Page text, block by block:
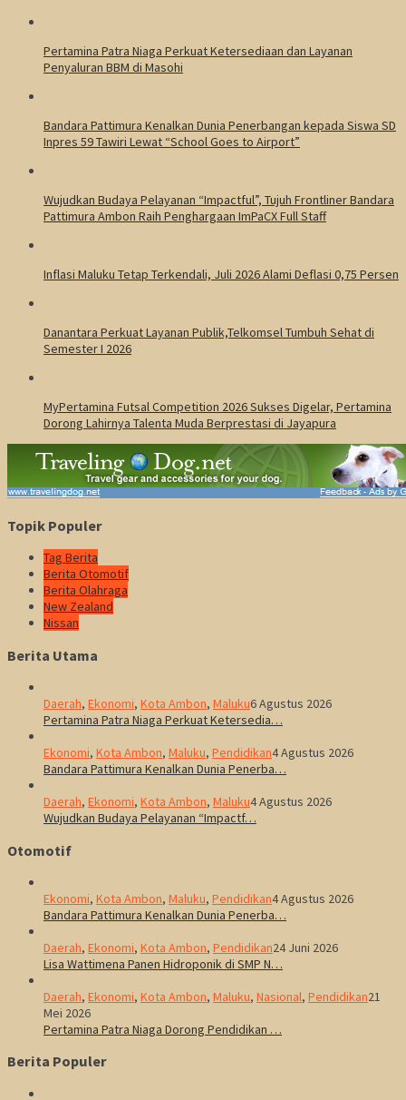
Pertamina Patra Niaga Perkuat Ketersediaan dan Layanan
Penyaluran BBM di Masohi
Bandara Pattimura Kenalkan Dunia Penerbangan kepada Siswa SD
Inpres 59 Tawiri Lewat “School Goes to Airport”
Wujudkan Budaya Pelayanan “Impactful”, Tujuh Frontliner Bandara
Pattimura Ambon Raih Penghargaan ImPaCX Full Staff
Inflasi Maluku Tetap Terkendali, Juli 2026 Alami Deflasi 0,75 Persen
Danantara Perkuat Layanan Publik,Telkomsel Tumbuh Sehat di
Semester I 2026
MyPertamina Futsal Competition 2026 Sukses Digelar, Pertamina
Dorong Lahirnya Talenta Muda Berprestasi di Jayapura
Topik Populer
Tag Berita
Berita Otomotif
Berita Olahraga
New Zealand
Nissan
Berita Utama
Daerah, Ekonomi, Kota Ambon, Maluku6 Agustus 2026
Pertamina Patra Niaga Perkuat Ketersedia…
Ekonomi, Kota Ambon, Maluku, Pendidikan4 Agustus 2026
Bandara Pattimura Kenalkan Dunia Penerba…
Daerah, Ekonomi, Kota Ambon, Maluku4 Agustus 2026
Wujudkan Budaya Pelayanan “Impactf…
Otomotif
Ekonomi, Kota Ambon, Maluku, Pendidikan4 Agustus 2026
Bandara Pattimura Kenalkan Dunia Penerba…
Daerah, Ekonomi, Kota Ambon, Pendidikan24 Juni 2026
Lisa Wattimena Panen Hidroponik di SMP N…
Daerah, Ekonomi, Kota Ambon, Maluku, Nasional, Pendidikan21
Mei 2026
Pertamina Patra Niaga Dorong Pendidikan …
Berita Populer